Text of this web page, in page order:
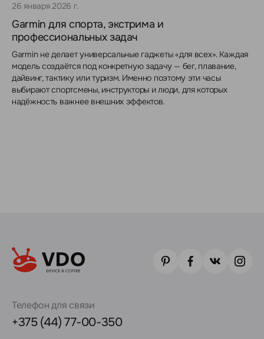
26 января 2026 г.
Garmin для спорта, экстрима и
профессиональных задач
Garmin не делает универсальные гаджеты «для всех». Каждая
модель создаётся под конкретную задачу — бег, плавание,
дайвинг, тактику или туризм. Именно поэтому эти часы
выбирают спортсмены, инструкторы и люди, для которых
надёжность важнее внешних эффектов.
Телефон для связи
+375 (44) 77-00-350